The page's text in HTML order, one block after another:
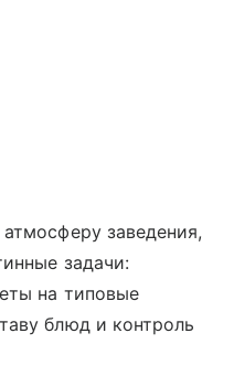
заведения,
задачи:
на типовые
блюд и контроль